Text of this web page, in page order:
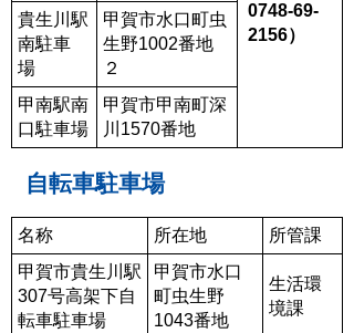
0748-69-
2156）
貴生川駅
南駐車
場
甲賀市水口町虫
生野1002番地
２
甲南駅南
口駐車場
甲賀市甲南町深
川1570番地
自転車駐車場
名称 所在地
所管課
甲賀市貴生川駅
307号高架下自
転車駐車場
甲賀市水口
町虫生野
1043番地
生活環
境課